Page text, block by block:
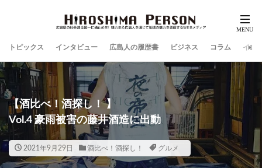
トピックス インタビュー 広島人の履歴書 ビジネス コラム イン
【酒比べ！酒探し！ 】
Vol.4 豪雨被害の藤井酒造に出動
2021年9月29日 酒比べ！酒探し！ グルメ